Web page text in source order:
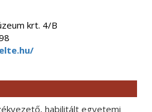
krt. 4/B
habilitált egyetemi